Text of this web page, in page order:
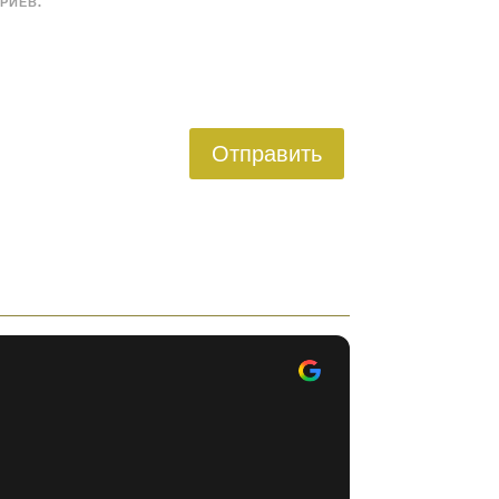
Отправить